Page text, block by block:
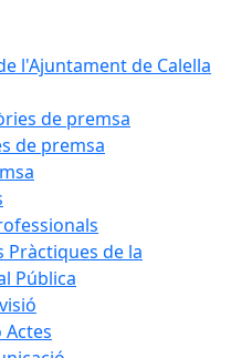
l'Ajuntament de Calella
de premsa
de premsa
Pràctiques de la
Pública
Actes